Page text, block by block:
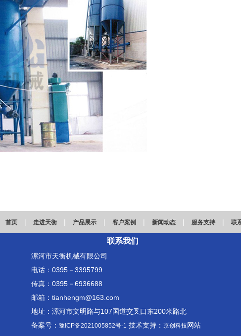
首页 | 走进天衡 | 产品展示 | 客户案例 | 新闻动态 | 服务支持 | 联
联系我们
漯河市天衡机械有限公司
电话：0395－3395799
传真：0395－6936688
邮箱：tianhengm@163.com
地址：漯河市文明路与107国道交叉口东200米路北
备案号： 豫ICP备2021005852号-1 技术支持： 京创科技网站